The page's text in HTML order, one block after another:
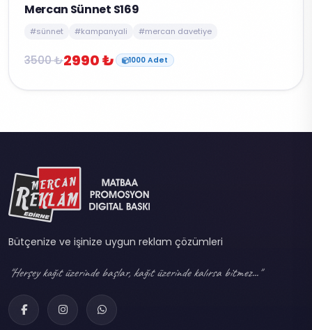
Mercan Sünnet S169
#sünnet #kampanyali #mercan davetiye
3500 ₺2990 ₺ 1000 Adet
Bütçenize ve işinize uygun reklam çözümleri
"Herşey kağıt üzerinde başlar, kağıt üzerinde kalırsa bitmez..."